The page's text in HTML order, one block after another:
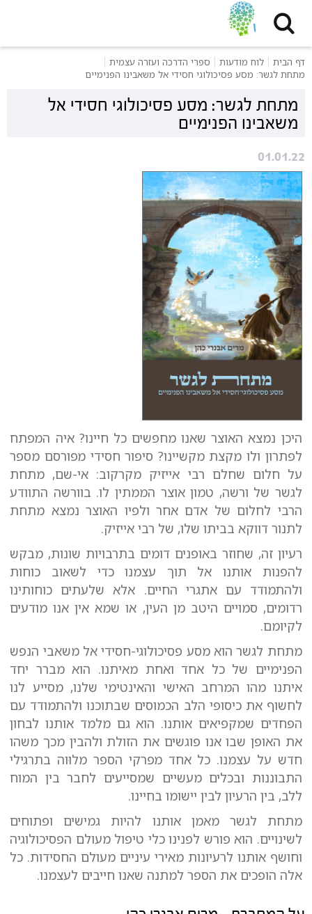
דף הבית לוח מודעות
ספרי הדרכה ועזרה עצמית
מתחת לגשר: מסע פסיכולוגי חסידי אל משאבינו הפנימיים
מתחת לגשר: מסע פסיכולוגי חסידי אל
משאבינו הפנימיים
01.01.22
היכן נמצא האוצר שאנו מחפשים כל חיינו? איה המפתח
לפתרון ולו מקצת מקשיינו? סיפור חסידי מפורסם מספר
על חלום שחלם רבי אייזיק מקרקוב: אי-שם, מתחת
לגשר של ורשה, טמון אוצר הממתין לו. בוורשה התוודע
הרבי לחלום של אדם אחר ולפיו האוצר נמצא מתחת
לתנור דווקא בביתו שלו, של רבי אייזיק.
רעיון זה, שחוזר באופנים דומים בתרבויות שונות, מבקש
להפנות אותנו אל תוך עצמנו כדי לשאוב כוחות
ולהתמודד עם אתגרי החיים. אלא שלעתים כוחותינו
רדומים, סמויים היטב מן העין, או שמא אין אנו מודעים
לקיומם.
מתחת לגשר הוא מסע פסיכולוגי-חסידי אל משאבי הנפש
הפנימיים של כל אחד ואחת מאיתנו. הוא מברר יחד
איתנו מהו המרחב האישי והאינטימי שלנו, מסייע לנו
לחשוף את כיסופי הלב הכמוסים שבתוכנו ולהתמודד עם
הפחדים שמקפיאים אותנו. הוא גם מלמד אותנו לבחון
את האופן שבו אנו פוגשים את הזולת ולהבין מכך משהו
חדש על עצמנו. כל אחד מפרקי הספר מלוּוה בתרגילי
התבוננות ובכלים מעשיים שמסייעים לחבר בין המוח
ללב, בין הרעיון לבין יישומו בחיינו.
מתחת לגשר מאמן אותנו להיות גמישים ופתוחים
לשינויים. הוא פורש לפנינו כלי טיפול מעולם הפסיכולוגיה
וחושף אותנו לרעיונות מאירי עיניים מעולם החסידות. כל
אלה הופכים את הספר למתנה שאנו חייבים לעצמנו.